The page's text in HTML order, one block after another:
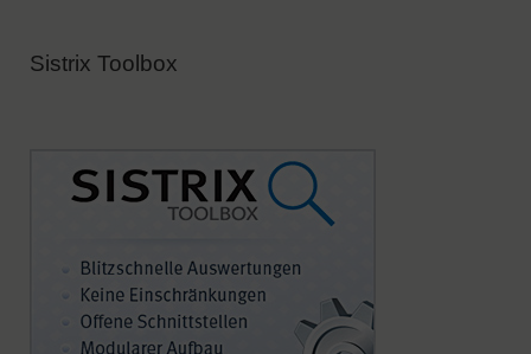
Sistrix Toolbox